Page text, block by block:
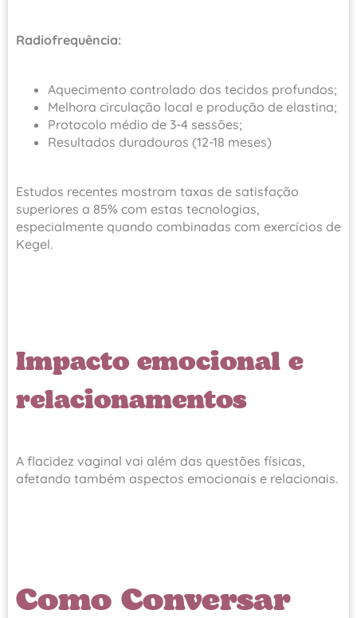
Radiofrequência:
Aquecimento controlado dos tecidos profundos;
Melhora circulação local e produção de elastina;
Protocolo médio de 3-4 sessões;
Resultados duradouros (12-18 meses)
Estudos recentes mostram taxas de satisfação
superiores a 85% com estas tecnologias,
especialmente quando combinadas com exercícios de
Kegel.
Impacto emocional e
relacionamentos
A flacidez vaginal vai além das questões físicas,
afetando também aspectos emocionais e relacionais.
Como Conversar